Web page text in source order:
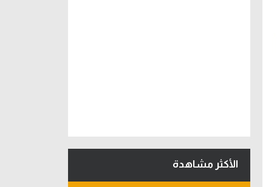
الأكثر مشاهدة